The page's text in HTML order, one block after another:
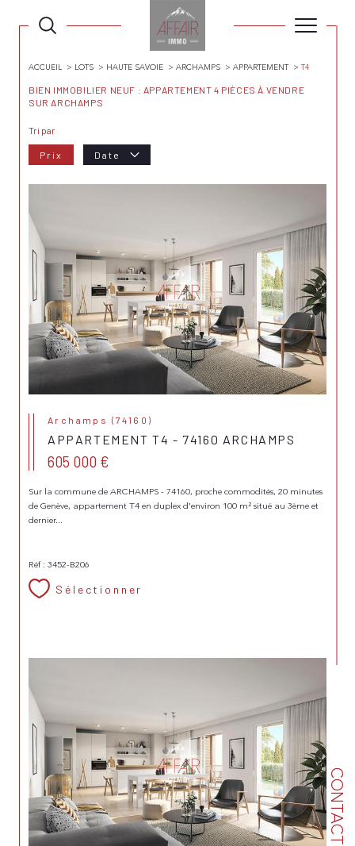
CONTACT
ACCUEIL LOTS HAUTE SAVOIE ARCHAMPS APPARTEMENT T4
BIEN IMMOBILIER NEUF : APPARTEMENT 4 PIÈCES À VENDRE
SUR ARCHAMPS
Tri par
Prix Date
Archamps (74160)
APPARTEMENT T4 - 74160 ARCHAMPS
605 000 €
Sur la commune de ARCHAMPS - 74160, proche commodités, 20 minutes
de Genève, appartement T4 en duplex d'environ 100 m² situé au 3ème et
dernier...
Réf : 3452-B206
Sélectionner